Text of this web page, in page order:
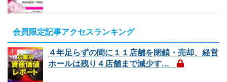
会員限定記事アクセスランキング
４年足らずの間に１１店舗を閉鎖・売却、経営
ホールは残り４店舗まで減少す...